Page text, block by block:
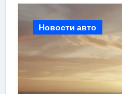
Новости авто